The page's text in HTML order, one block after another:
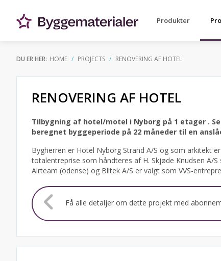
Produkter
DU ER HER: HOME PROJECTS RENOVERING AF HOTEL
RENOVERING AF HOTEL
Tilbygning af hotel/motel i Nyborg på 1 etager .
beregnet byggeperiode på 22 måneder til en
Bygherren er Hotel Nyborg Strand A/S og som arkitekt
totalentreprise som håndteres af H. Skjøde Knudsen
Airteam (odense) og Blitek A/S er valgt som VVS-
Få alle detaljer om dette projekt med